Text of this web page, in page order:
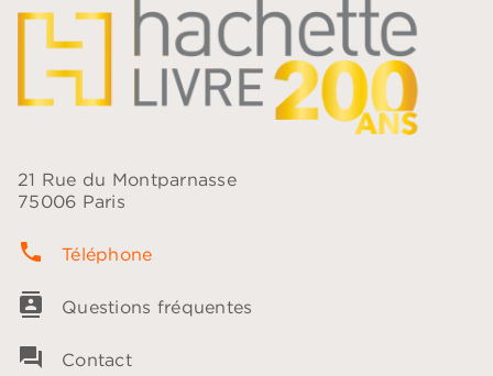
21 Rue du Montparnasse
75006 Paris
phone Téléphone
contacts Questions fréquentes
question_answer Contact